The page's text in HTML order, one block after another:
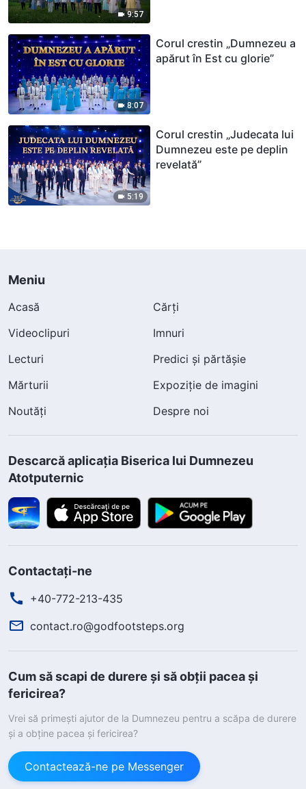
9:57
8:07
Corul crestin „Dumnezeu a
apărut în Est cu glorie”
5:19
Corul crestin „Judecata lui
Dumnezeu este pe deplin
revelată”
Meniu
Acasă
Cărți
Videoclipuri
Imnuri
Lecturi
Predici și părtășie
Mărturii
Expoziție de imagini
Noutăți
Despre noi
Descarcă aplicația Biserica lui Dumnezeu
Atotputernic
Contactați-ne
+40-772-213-435
contact.ro@godfootsteps.org
Cum să scapi de durere și să obții pacea și
fericirea?
Vrei să primești ajutor de la Dumnezeu pentru a scăpa de durere
și a obține pacea și fericirea?
Contactează-ne pe Messenger